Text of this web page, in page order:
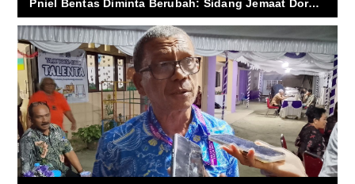
Pniel Bentas Diminta Berubah: Sidang Jemaat Dorong Gereja Hadir Nyata di Tengah Krisis Umat